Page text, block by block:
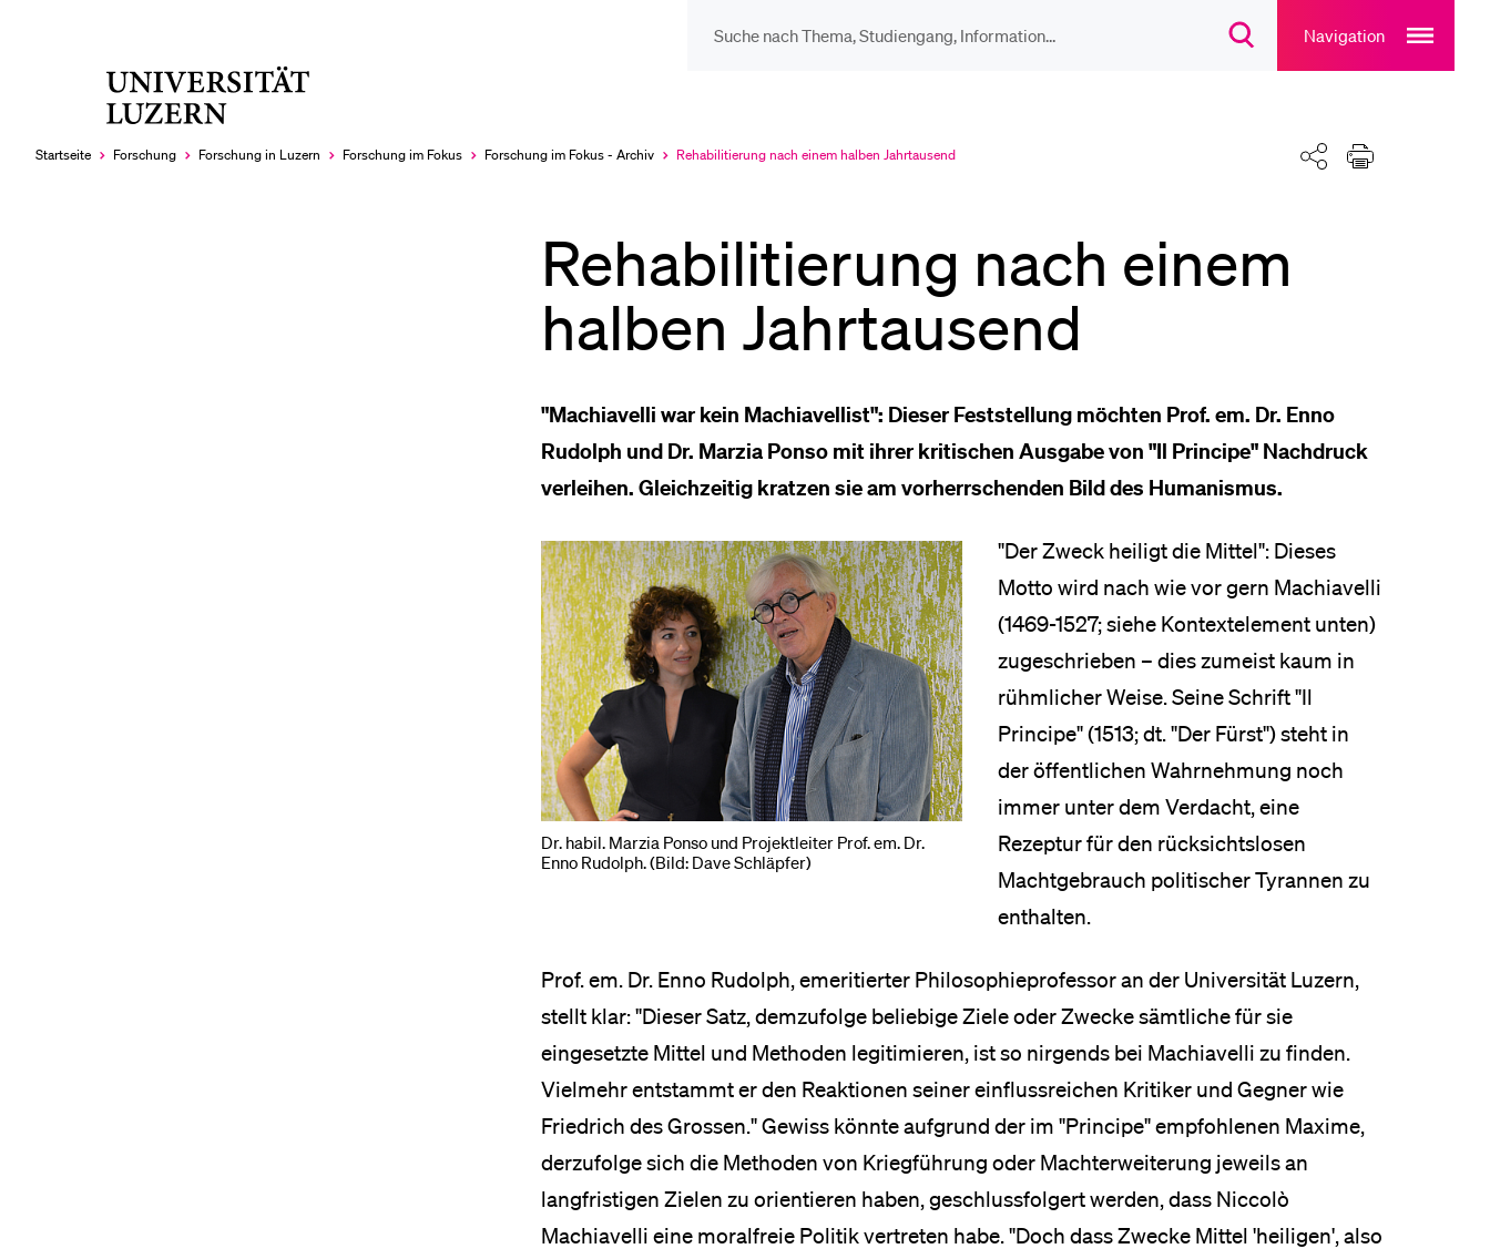
SuchdialogNavigation
main
navigation
Startseite Forschung Forschung in Luzern Forschung im Fokus Forschung im Fokus - Archiv
Aktuell
Rehabilitierung nach einem halben Jahrtausend Teilen Drucken
Rehabilitierung nach einem
halben Jahrtausend
"Machiavelli war kein Machiavellist": Dieser Feststellung möchten Prof. em. Dr. Enno
Rudolph und Dr. Marzia Ponso mit ihrer kritischen Ausgabe von "Il Principe" Nachdruck
verleihen. Gleichzeitig kratzen sie am vorherrschenden Bild des Humanismus.
Dr. habil. Marzia Ponso und Projektleiter Prof. em. Dr.
Enno Rudolph. (Bild: Dave Schläpfer)
"Der Zweck heiligt die Mittel": Dieses
Motto wird nach wie vor gern Machiavelli
(1469-1527; siehe Kontextelement unten)
zugeschrieben – dies zumeist kaum in
rühmlicher Weise. Seine Schrift "Il
Principe" (1513; dt. "Der Fürst") steht in
der öffentlichen Wahrnehmung noch
immer unter dem Verdacht, eine
Rezeptur für den rücksichtslosen
Machtgebrauch politischer Tyrannen zu
enthalten.
Prof. em. Dr. Enno Rudolph, emeritierter Philosophieprofessor an der Universität Luzern,
stellt klar: "Dieser Satz, demzufolge beliebige Ziele oder Zwecke sämtliche für sie
eingesetzte Mittel und Methoden legitimieren, ist so nirgends bei Machiavelli zu finden.
Vielmehr entstammt er den Reaktionen seiner einflussreichen Kritiker und Gegner wie
Friedrich des Grossen." Gewiss könnte aufgrund der im "Principe" empfohlenen Maxime,
derzufolge sich die Methoden von Kriegführung oder Machterweiterung jeweils an
langfristigen Zielen zu orientieren haben, geschlussfolgert werden, dass Niccolò
Machiavelli eine moralfreie Politik vertreten habe. "Doch dass Zwecke Mittel 'heiligen', also
LETZTE SUCHEN
Schulklassen und
Studien­interessierte
Forschende
Mitarbeitende
Alumni
Stellensuchende
Medien
Sportangebot
Menuplan Mensa